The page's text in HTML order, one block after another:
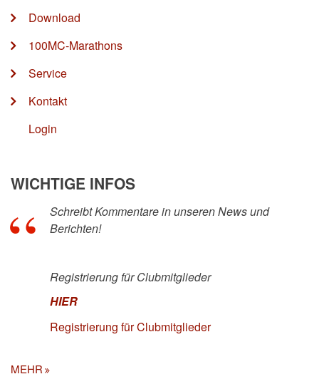
Download
100MC-Marathons
Service
Kontakt
Login
WICHTIGE INFOS
Schreibt Kommentare in unseren News und
Berichten!
Registrierung für Clubmitglieder
HIER
Registrierung für Clubmitglieder
MEHR